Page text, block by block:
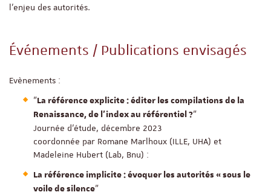
l’enjeu des autorités.
Événements / Publications envisagés
Evènements :
"La référence explicite : éditer les compilations de la
Renaissance, de l’index au référentiel ?"
Journée d’étude, décembre 2023
coordonnée par Romane Marlhoux (ILLE, UHA) et
Madeleine Hubert (Lab, Bnu) :
La référence implicite : évoquer les autorités « sous le
voile de silence"